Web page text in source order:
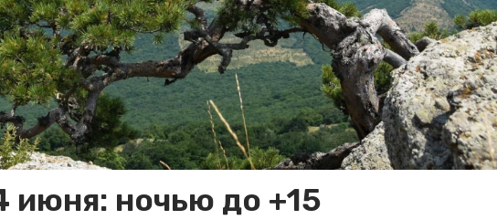
июня: ночью до +15